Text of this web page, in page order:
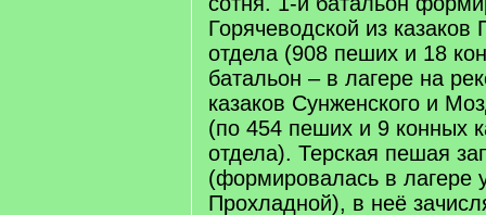
Горячеводской из казаков
отдела (908 пеших и 18
батальон – в лагере на
казаков Сунженского и
(по 454 пеших и 9 конных
отдела). Терская пешая
(формировалась в лагере
Прохладной), в неё